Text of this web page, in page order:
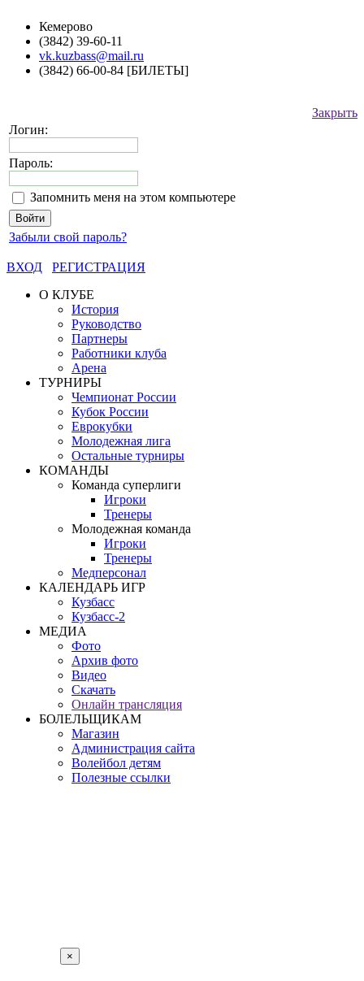
Кемерово
(3842) 39-60-11
vk.kuzbass@mail.ru
(3842) 66-00-84 [БИЛЕТЫ]
Закрыть
Логин:
Пароль:
Запомнить меня на этом компьютере
Забыли свой пароль?
ВХОД
РЕГИСТРАЦИЯ
О КЛУБЕ
История
Руководство
Партнеры
Работники клуба
Арена
ТУРНИРЫ
Чемпионат России
Кубок России
Еврокубки
Молодежная лига
Остальные турниры
КОМАНДЫ
Команда суперлиги
Игроки
Тренеры
Молодежная команда
Игроки
Тренеры
Медперсонал
КАЛЕНДАРЬ ИГР
Кузбасс
Кузбасс-2
МЕДИА
Фото
Архив фото
Видео
Скачать
Онлайн трансляция
БОЛЕЛЬЩИКАМ
Магазин
Администрация сайта
Волейбол детям
Полезные ссылки
×